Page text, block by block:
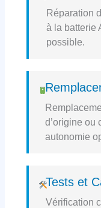
Réparation
à la batterie
possible.
d’origine ou
autonomie
Tests et
Vérification